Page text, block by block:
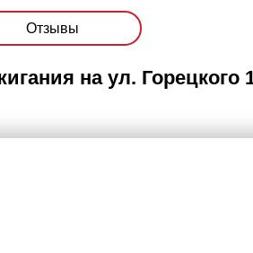
Отзывы
на ул. Горецкого